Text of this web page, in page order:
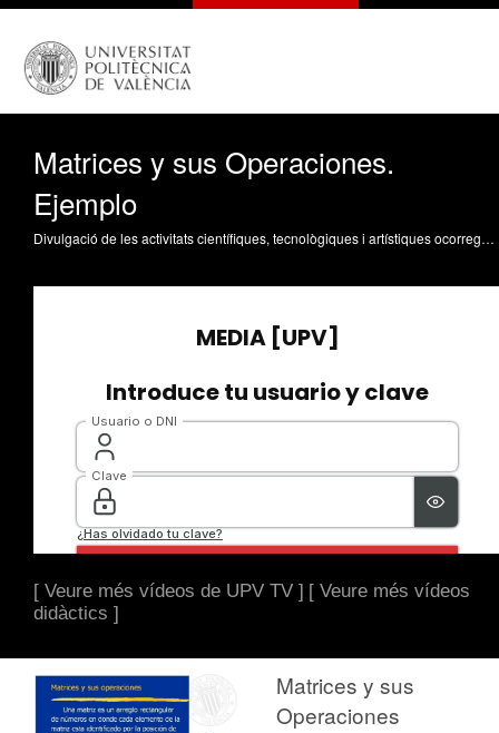
Matrices y sus Operaciones.
Ejemplo
Divulgació de les activitats científiques, tecnològiques i artístiques ocorregudes en els tres campus de la UPV
[ Veure més vídeos de UPV TV ] [ Veure més vídeos
didàctics ]
Matrices y sus
Operaciones